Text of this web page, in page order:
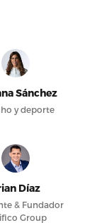
Sánchez
y deporte
Díaz
& Fundador
Group